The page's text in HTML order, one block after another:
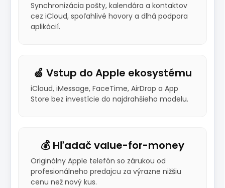
Synchronizácia pošty, kalendára a kontaktov
cez iCloud, spoľahlivé hovory a dlhá podpora
aplikácií.
🍏 Vstup do Apple ekosystému
iCloud, iMessage, FaceTime, AirDrop a App
Store bez investície do najdrahšieho modelu.
💰 Hľadač value-for-money
Originálny Apple telefón so zárukou od
profesionálneho predajcu za výrazne nižšiu
cenu než nový kus.